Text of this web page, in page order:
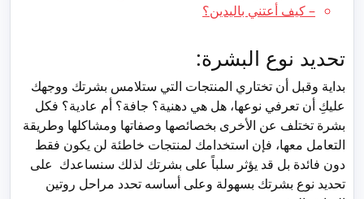
– كيف أعتني باليدين؟
تحديد نوع البشرة:
بداية وقبل أن تختاري المنتجات التي ستلامس بشرتك ووجهك
عليكِ أن تعرفي نوعها، هل هي دهنية؟ جافة؟ أم عادية؟ فكل
بشرة تختلف عن الأخرى بخصائصها وصفاتها ومشاكلها وطريقة
التعامل معها، فإن استخدامك لمنتجات خاطئة لن يكون فقط
دون فائدة بل قد يؤثر سلباً على بشرتك لذلك سنساعدك على
تحديد نوع بشرتك بسهولة وعلى أساسه تحدد مراحل روتين